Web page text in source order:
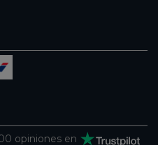
opiniones en